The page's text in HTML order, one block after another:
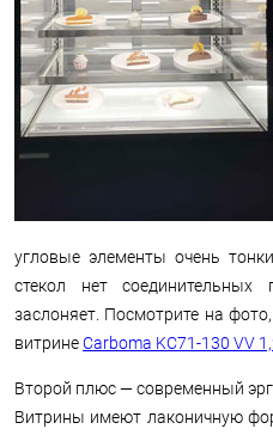
угловые элементы очень
стекол нет
заслоняет. Посмотрите на
витринеCarboma KC71-130 VV
Второй плюс — современный
Витрины имеют лаконичную